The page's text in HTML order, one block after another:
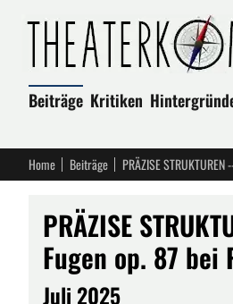
Beiträge Kritiken
Home Beiträge PRÄZISE
PRÄZISE
Fugen op. 87
Juli 2025